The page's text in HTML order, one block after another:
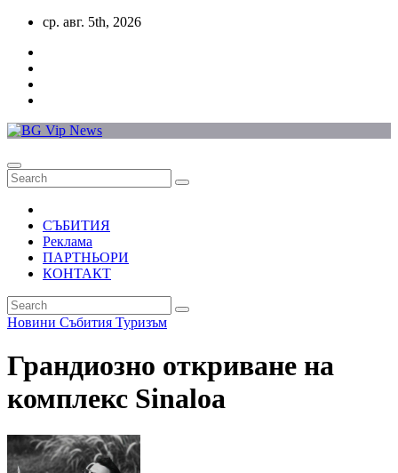
Skip
content
ср. авг. 5th, 2026
СЪБИТИЯ
Реклама
ПАРТНЬОРИ
КОНТАКТ
Новини Събития Туризъм
Грандиозно откриване на
комплекс Sinaloa